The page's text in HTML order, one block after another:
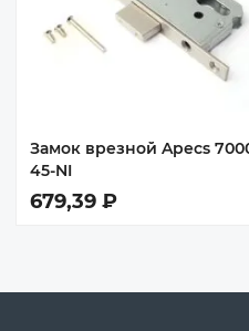
Замок врезной Apecs
45-NI
679,39 ₽